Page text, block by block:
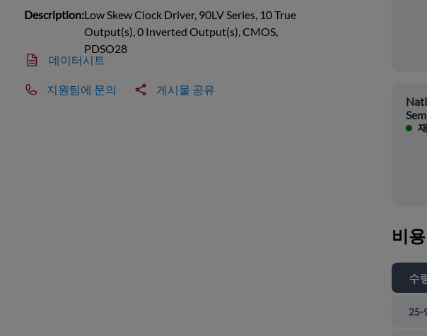
Description:Low Skew Clock Driver, 90LV Series, 10 True
Output(s), 0 Inverted Output(s), CMOS,
PDSO28
데이터시트
지원팀에 문의 게시물 공유
비용
수
25-